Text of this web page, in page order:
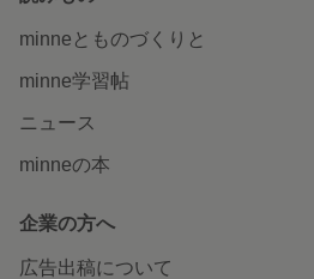
minneとものづくりと
minne学習帖
ニュース
minneの本
企業の方へ
広告出稿について